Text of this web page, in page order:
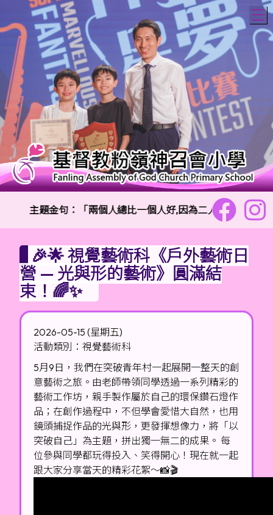
主題金句：「兩個人總比一個人好,因為二人勞碌同得美
🎉🌟 視覺藝術科《戶外藝術日
營 — 光與形的藝術》圓滿結
束！🌈✨
2026-05-15 (星期五)
活動類別：視覺藝術科
5月9日，我們在突破青年村一起展開一整天的創
意藝術之旅。由老師帶領同學透過一系列精彩的
藝術工作坊，親手製作屬於自己的環保鑽石燈作
品；在創作過程中，不但學會愛惜大自然，也用
鏡頭捕捉作品的光與形，更發揮想像力，將「以
突破自己」為主題，拼出獨一無二的成果。 每
位參與同學都玩得投入、笑得開心！現在就一起
跟大家分享當天的精彩花絮～📸🎬